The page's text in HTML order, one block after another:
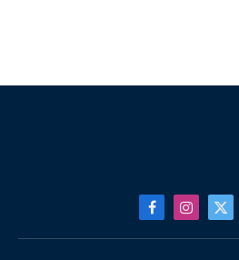
Facebook
X